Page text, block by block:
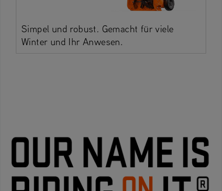
Simpel und robust. Gemacht für viele
Winter und Ihr Anwesen.